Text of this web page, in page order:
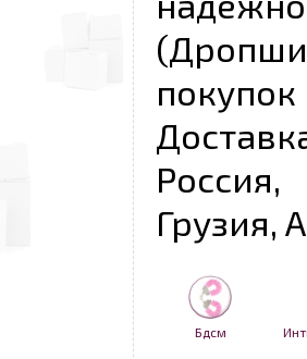
Грузия,
Бдсм